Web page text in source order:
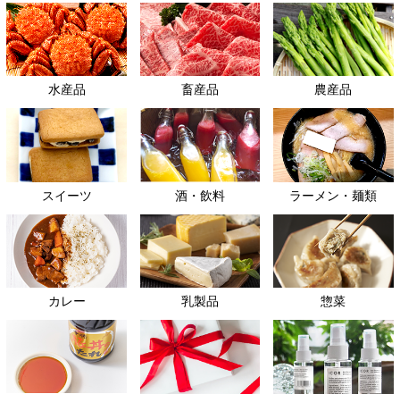
水産品 畜産品 農産品
スイーツ 酒・飲料 ラーメン・麺類
カレー 乳製品 惣菜